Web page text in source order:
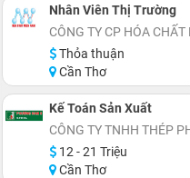
Nhân Viên Thị Trường
CÔNG TY CP HÓA
Thỏa thuận
Cần Thơ
Kế Toán Sản Xuất
CÔNG TY TNHH THÉP
12 - 21 Triệu
Cần Thơ